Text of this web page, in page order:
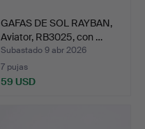
GAFAS DE SOL RAYBAN,
Aviator, RB3025, con …
Subastado 9 abr 2026
7 pujas
59 USD